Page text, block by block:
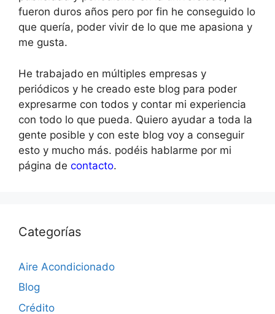
fueron duros años pero por fin he conseguido lo
que quería, poder vivir de lo que me apasiona y
me gusta.
He trabajado en múltiples empresas y
periódicos y he creado este blog para poder
expresarme con todos y contar mi experiencia
con todo lo que pueda. Quiero ayudar a toda la
gente posible y con este blog voy a conseguir
esto y mucho más. podéis hablarme por mi
página de contacto.
Categorías
Aire Acondicionado
Blog
Crédito